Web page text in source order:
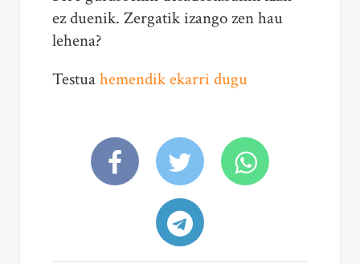
ez duenik. Zergatik izango zen hau
lehena?
Testuahemendik ekarri dugu